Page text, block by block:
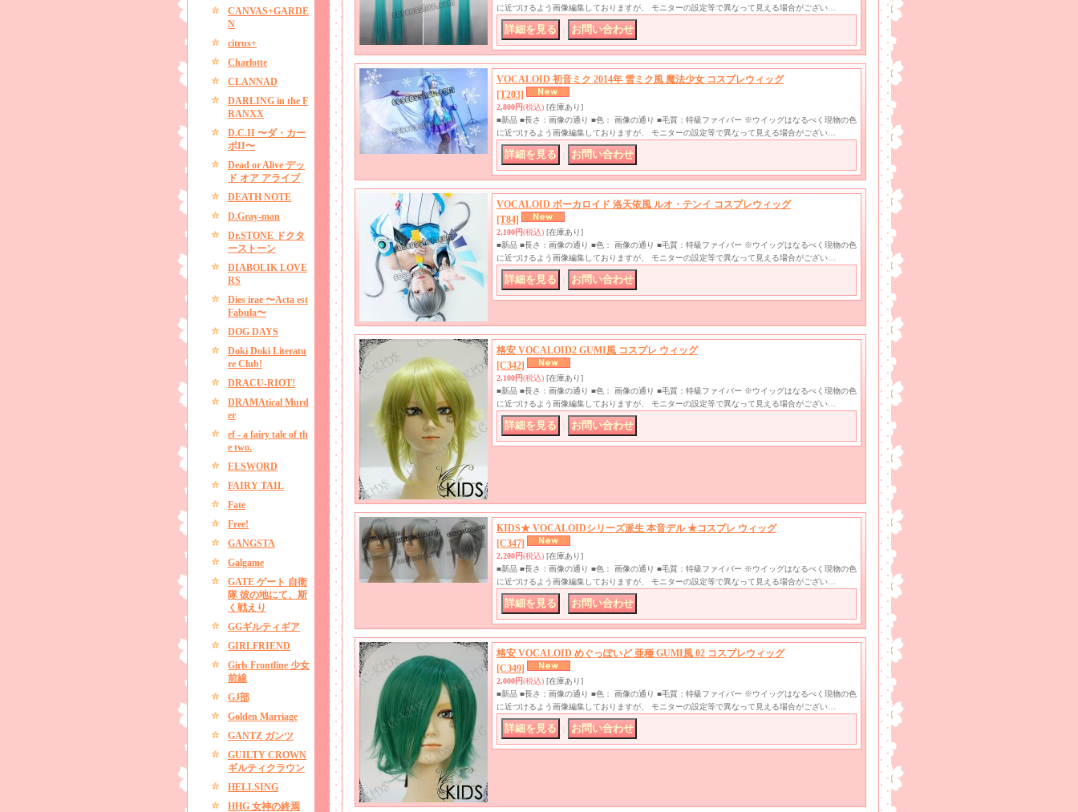
CANVAS+GARDE
N
citrus+
Charlotte
CLANNAD
DARLING in the F
RANXX
D.C.II 〜ダ・カー
ポII〜
Dead or Alive デッ
ド オア アライブ
DEATH NOTE
D.Gray-man
Dr.STONE ドクタ
ーストーン
DIABOLIK LOVE
RS
Dies irae 〜Acta est
Fabula〜
DOG DAYS
Doki Doki Literatu
re Club!
DRACU-RIOT!
DRAMAtical Murd
er
ef - a fairy tale of th
e two.
ELSWORD
FAIRY TAIL
Fate
Free!
GANGSTA
Galgame
GATE ゲート 自衛
隊 彼の地にて、斯
く戦えり
GGギルティギア
GIRLFRIEND
Girls Frontline 少女
前線
GJ部
Golden Marriage
GANTZ ガンツ
GUILTY CROWN
ギルティクラウン
HELLSING
HHG 女神の終焉
に近づけるよう画像編集しておりますが、 モニターの設定等で異なって見える場合がござい…
VOCALOID 初音ミク 2014年 雪ミク風 魔法少女 コスプレウィッグ
[T203]
2,800円(税込) [在庫あり]
■新品 ■長さ：画像の通り ■色： 画像の通り ■毛質：特級ファイバー ※ウイッグはなるべく現物の色
に近づけるよう画像編集しておりますが、 モニターの設定等で異なって見える場合がござい…
VOCALOID ボーカロイド 洛天依風 ルオ・テンイ コスプレウィッグ
[T84]
2,100円(税込) [在庫あり]
■新品 ■長さ：画像の通り ■色： 画像の通り ■毛質：特級ファイバー ※ウイッグはなるべく現物の色
に近づけるよう画像編集しておりますが、 モニターの設定等で異なって見える場合がござい…
格安 VOCALOID2 GUMI風 コスプレ ウィッグ
[C342]
2,100円(税込) [在庫あり]
■新品 ■長さ：画像の通り ■色： 画像の通り ■毛質：特級ファイバー ※ウイッグはなるべく現物の色
に近づけるよう画像編集しておりますが、 モニターの設定等で異なって見える場合がござい…
KIDS★ VOCALOIDシリーズ派生 本音デル ★コスプレ ウィッグ
[C347]
2,200円(税込) [在庫あり]
■新品 ■長さ：画像の通り ■色： 画像の通り ■毛質：特級ファイバー ※ウイッグはなるべく現物の色
に近づけるよう画像編集しておりますが、 モニターの設定等で異なって見える場合がござい…
格安 VOCALOID めぐっぽいど 亜種 GUMI風 02 コスプレウィッグ
[C349]
2,000円(税込) [在庫あり]
■新品 ■長さ：画像の通り ■色： 画像の通り ■毛質：特級ファイバー ※ウイッグはなるべく現物の色
に近づけるよう画像編集しておりますが、 モニターの設定等で異なって見える場合がござい…